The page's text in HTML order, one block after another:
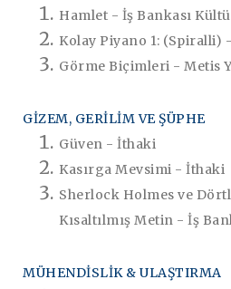
Hamlet - İş Bankası
Kolay Piyano 1: (Spiralli)
Görme Biçimleri - Metis
GİZEM, GERİLİM VE ŞÜPHE
Güven - İthaki
Kasırga Mevsimi - İthaki
Sherlock Holmes ve
Kısaltılmış Metin - İş
MÜHENDİSLİK & ULAŞTIRMA